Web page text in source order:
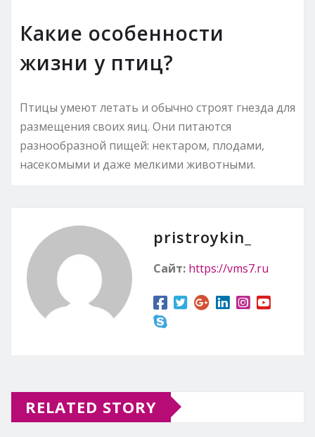
Какие особенности
жизни у птиц?
Птицы умеют летать и обычно строят гнезда для
размещения своих яиц. Они питаются
разнообразной пищей: нектаром, плодами,
насекомыми и даже мелкими животными.
pristroykin_
Сайт: https://vms7.ru
RELATED STORY